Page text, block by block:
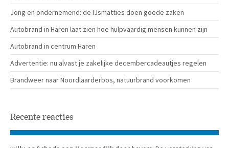
Jong en ondernemend: de IJsmatties doen goede zaken
Autobrand in Haren laat zien hoe hulpvaardig mensen kunnen zijn
Autobrand in centrum Haren
Advertentie: nu alvast je zakelijke decembercadeautjes regelen
Brandweer naar Noordlaarderbos, natuurbrand voorkomen
Recente reacties